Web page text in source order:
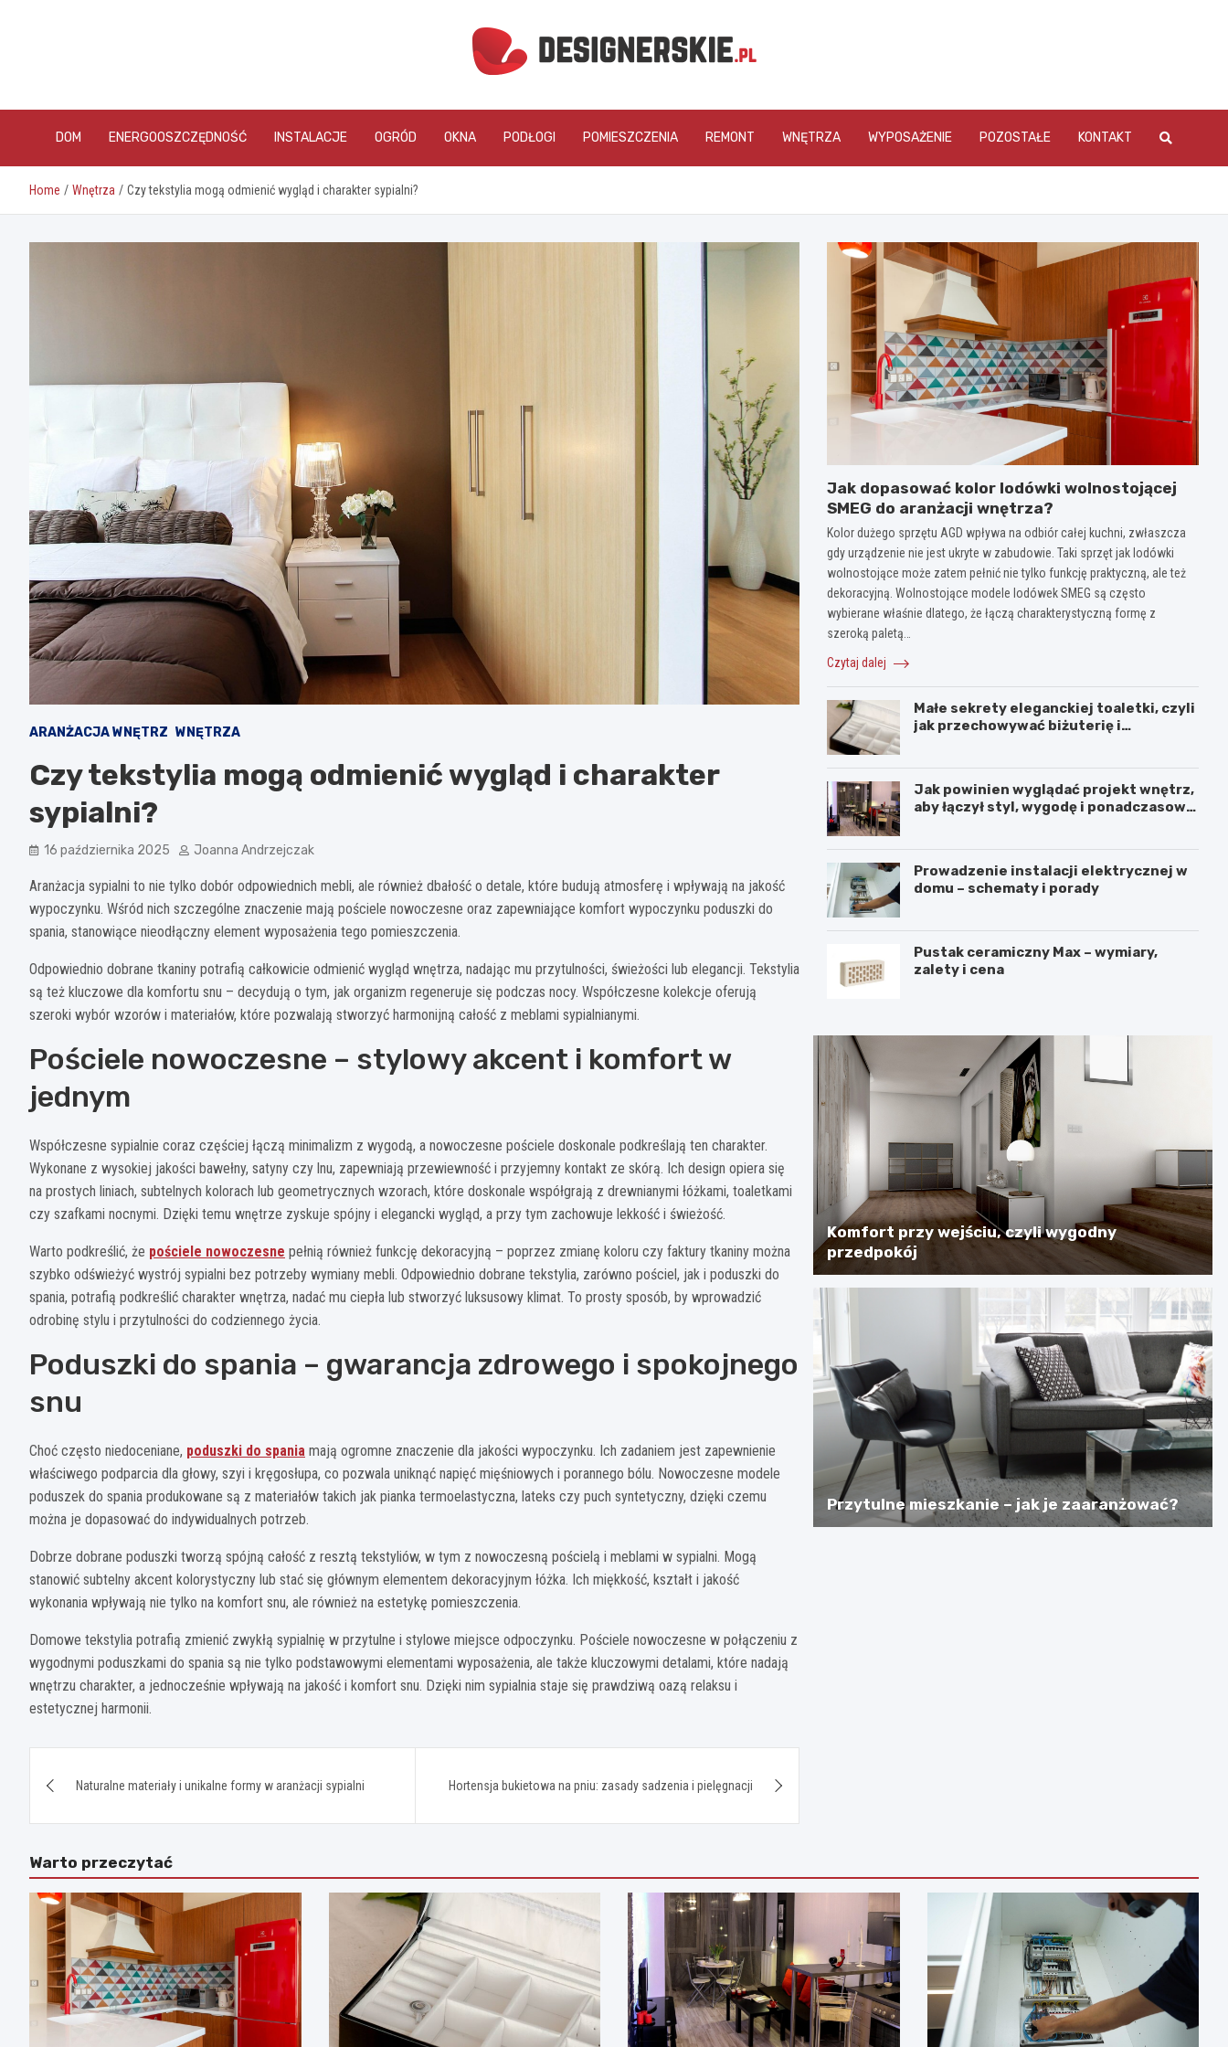
designerskie.pl
DOM ENERGOOSZCZĘDNOŚĆ INSTALACJE OGRÓD OKNA PODŁOGI POMIESZCZENIA REMONT WNĘTRZA WYPOSAŻENIE POZOSTAŁE KONTAKT
Home Wnętrza Czy tekstylia mogą odmienić wygląd i charakter sypialni?
ARANŻACJA WNĘTRZ WNĘTRZA
Czy tekstylia mogą odmienić wygląd i charakter
sypialni?
16 października 2025 Joanna Andrzejczak
Aranżacja sypialni to nie tylko dobór odpowiednich mebli, ale również dbałość o detale, które budują atmosferę i wpływają na jakość
wypoczynku. Wśród nich szczególne znaczenie mają pościele nowoczesne oraz zapewniające komfort wypoczynku poduszki do
spania, stanowiące nieodłączny element wyposażenia tego pomieszczenia.
Odpowiednio dobrane tkaniny potrafią całkowicie odmienić wygląd wnętrza, nadając mu przytulności, świeżości lub elegancji. Tekstylia
są też kluczowe dla komfortu snu – decydują o tym, jak organizm regeneruje się podczas nocy. Współczesne kolekcje oferują
szeroki wybór wzorów i materiałów, które pozwalają stworzyć harmonijną całość z meblami sypialnianymi.
Pościele nowoczesne – stylowy akcent i komfort w
jednym
Współczesne sypialnie coraz częściej łączą minimalizm z wygodą, a nowoczesne pościele doskonale podkreślają ten charakter.
Wykonane z wysokiej jakości bawełny, satyny czy lnu, zapewniają przewiewność i przyjemny kontakt ze skórą. Ich design opiera się
na prostych liniach, subtelnych kolorach lub geometrycznych wzorach, które doskonale współgrają z drewnianymi łóżkami, toaletkami
czy szafkami nocnymi. Dzięki temu wnętrze zyskuje spójny i elegancki wygląd, a przy tym zachowuje lekkość i świeżość.
Warto podkreślić, że pościele nowoczesne pełnią również funkcję dekoracyjną – poprzez zmianę koloru czy faktury tkaniny można
szybko odświeżyć wystrój sypialni bez potrzeby wymiany mebli. Odpowiednio dobrane tekstylia, zarówno pościel, jak i poduszki do
spania, potrafią podkreślić charakter wnętrza, nadać mu ciepła lub stworzyć luksusowy klimat. To prosty sposób, by wprowadzić
odrobinę stylu i przytulności do codziennego życia.
Poduszki do spania – gwarancja zdrowego i spokojnego
snu
Choć często niedoceniane, poduszki do spania mają ogromne znaczenie dla jakości wypoczynku. Ich zadaniem jest zapewnienie
właściwego podparcia dla głowy, szyi i kręgosłupa, co pozwala uniknąć napięć mięśniowych i porannego bólu. Nowoczesne modele
poduszek do spania produkowane są z materiałów takich jak pianka termoelastyczna, lateks czy puch syntetyczny, dzięki czemu
można je dopasować do indywidualnych potrzeb.
Dobrze dobrane poduszki tworzą spójną całość z resztą tekstyliów, w tym z nowoczesną pościelą i meblami w sypialni. Mogą
stanowić subtelny akcent kolorystyczny lub stać się głównym elementem dekoracyjnym łóżka. Ich miękkość, kształt i jakość
wykonania wpływają nie tylko na komfort snu, ale również na estetykę pomieszczenia.
Domowe tekstylia potrafią zmienić zwykłą sypialnię w przytulne i stylowe miejsce odpoczynku. Pościele nowoczesne w połączeniu z
wygodnymi poduszkami do spania są nie tylko podstawowymi elementami wyposażenia, ale także kluczowymi detalami, które nadają
wnętrzu charakter, a jednocześnie wpływają na jakość i komfort snu. Dzięki nim sypialnia staje się prawdziwą oazą relaksu i
estetycznej harmonii.
wpisuNaturalne materiały i unikalne formy w aranżacji sypialni Hortensja bukietowa na pniu: zasady sadzenia i pielęgnacji
Jak dopasować kolor lodówki wolnostojącej
SMEG do aranżacji wnętrza?
Kolor dużego sprzętu AGD wpływa na odbiór całej kuchni, zwłaszcza
gdy urządzenie nie jest ukryte w zabudowie. Taki sprzęt jak lodówki
wolnostojące może zatem pełnić nie tylko funkcję praktyczną, ale też
dekoracyjną. Wolnostojące modele lodówek SMEG są często
wybierane właśnie dlatego, że łączą charakterystyczną formę z
szeroką paletą…
Czytaj dalej
Małe sekrety eleganckiej toaletki, czyli
jak przechowywać biżuterię i
Jak powinien wyglądać projekt wnętrz,
aby łączył styl, wygodę i ponadczasową
Prowadzenie instalacji elektrycznej w
domu – schematy i porady
Pustak ceramiczny Max – wymiary,
zalety i cena
Komfort przy wejściu, czyli wygodny
przedpokój
Przytulne mieszkanie – jak je zaaranżować?
Warto przeczytać